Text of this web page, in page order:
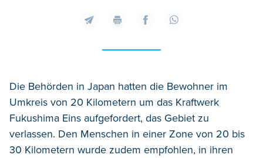
Die Behörden in Japan hatten die Bewohner im
Umkreis von 20 Kilometern um das Kraftwerk
Fukushima Eins aufgefordert, das Gebiet zu
verlassen. Den Menschen in einer Zone von 20 bis
30 Kilometern wurde zudem empfohlen, in ihren